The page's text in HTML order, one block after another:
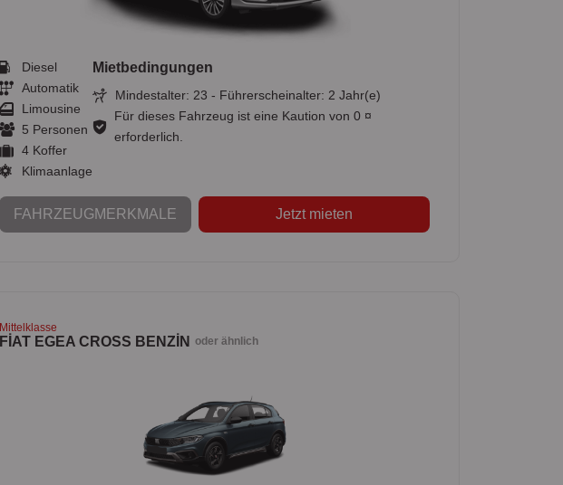
Diesel
Automatik
Limousine
5 Personen
4 Koffer
Klimaanlage
Mietbedingungen
Mindestalter: 23 - Führerscheinalter: 2 Jahr(e)
Für dieses Fahrzeug ist eine Kaution von 0 ¤
erforderlich.
FAHRZEUGMERKMALE Jetzt mieten
Mittelklasse
FİAT EGEA CROSS BENZİN oder ähnlich